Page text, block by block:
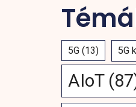
5G (13) 5G
AIoT